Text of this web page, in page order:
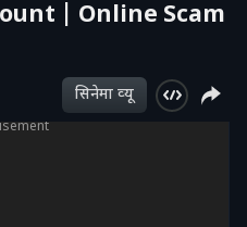
| Online Scam
सिनेमा व्‍यू